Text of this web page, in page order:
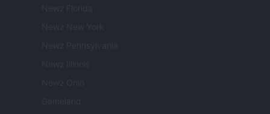
Newz Florida
Newz New York
Newz Pennsylvania
Newz Illinois
Newz Ohio
Gameland